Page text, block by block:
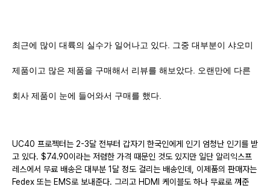
최근에 많이 대륙의 실수가 일어나고 있다. 그중 대부분이 샤오미
제품이고 많은 제품을 구매해서 리뷰를 해보았다. 오랜만에 다른
회사 제품이 눈에 들어와서 구매를 했다.
UC40 프로젝터는 2-3달 전부터 갑자기 한국인에게 인기 엄청난 인기를 받
고 있다. $74.90이라는 저렴한 가격 때문인 것도 있지만 일단 알리익스프
레스에서 무료 배송은 대부분 1달 정도 걸리는 배송인데, 이제품의 판매자는
Fedex 또는 EMS로 보내준다. 그리고 HDMI 케이블도 하나 무료로 껴준